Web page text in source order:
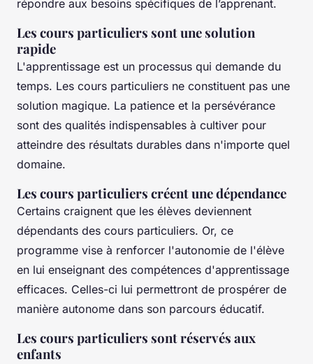
répondre aux besoins spécifiques de l’apprenant.
Les cours particuliers sont une solution
rapide
L'apprentissage est un processus qui demande du
temps. Les cours particuliers ne constituent pas une
solution magique. La patience et la persévérance
sont des qualités indispensables à cultiver pour
atteindre des résultats durables dans n'importe quel
domaine.
Les cours particuliers créent une dépendance
Certains craignent que les élèves deviennent
dépendants des cours particuliers. Or, ce
programme vise à renforcer l'autonomie de l'élève
en lui enseignant des compétences d'apprentissage
efficaces. Celles-ci lui permettront de prospérer de
manière autonome dans son parcours éducatif.
Les cours particuliers sont réservés aux
enfants